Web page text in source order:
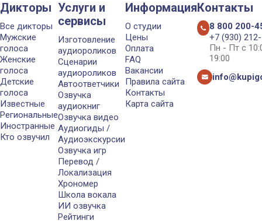
Дикторы
Все дикторы
Мужские
голоса
Женские
голоса
Детские
голоса
Известные
Региональные
Иностранные
Кто озвучил
Услуги и
сервисы
Изготовление
аудиороликов
Сценарии
аудиороликов
Автоответчики
Озвучка
аудиокниг
Озвучка видео
Аудиогиды /
Аудиоэкскурсии
Озвучка игр
Перевод /
Локализация
Хрономер
Школа вокала
ИИ озвучка
Рейтинги
Информация
О студии
Цены
Оплата
FAQ
Вакансии
Правила сайта
Контакты
Карта сайта
Контакты
8 800 200-
+7 (930)
Пн - Пт с
19:00